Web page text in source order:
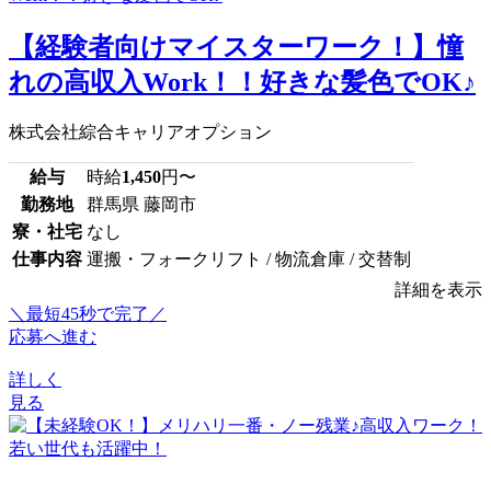
【経験者向けマイスターワーク！】憧
れの高収入Work！！好きな髪色でOK♪
株式会社綜合キャリアオプション
給与 時給1,450円〜
勤務地
群馬県 藤岡市
寮・社宅 なし
仕事内容 運搬・フォークリフト / 物流倉庫 / 交替制
詳細を表示
＼最短45秒で完了／
応募へ進む
詳しく
見る